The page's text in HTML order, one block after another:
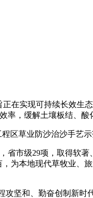
在实现可持续长效生
，缓解土壤板结、酸
草业防沙治沙手艺示
市级29项，取得软著
为本地现代草牧业、旅
坚和、勤奋创制新时